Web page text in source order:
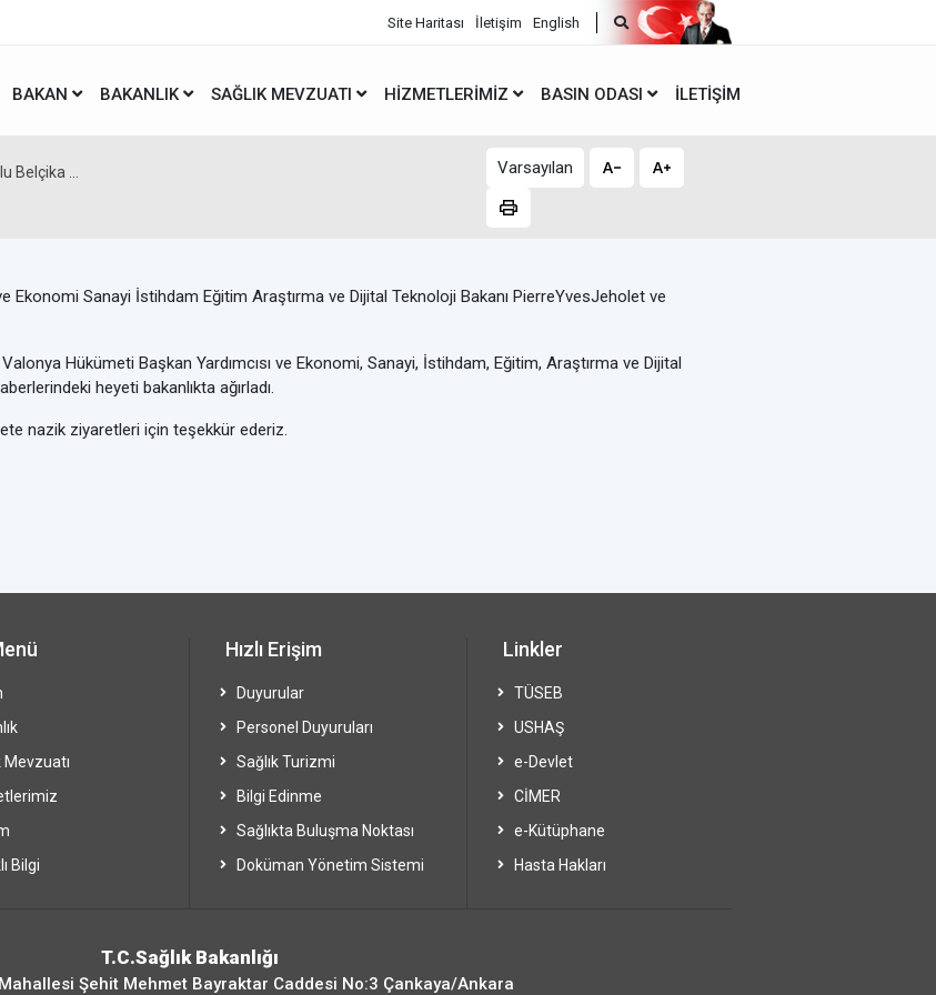
Site Haritası İletişim English
BAKAN BAKANLIK SAĞLIK MEVZUATI HIZMETLERIMIZ BASIN ODASI İLETIŞIM
Belçika ... Varsayılan
Hükümeti Başkan Yardımcısı ve Ekonomi, Sanayi, İstihdam, Eğitim, Araştırma ve Dijital
heyeti bakanlıkta ağırladı.
nazik ziyaretleri için teşekkür ederiz.
Mevzuatı
Bilgi
Hızlı Erişim
Duyurular
Personel Duyuruları
Sağlık Turizmi
Bilgi Edinme
Sağlıkta Buluşma Noktası
Doküman Yönetim Sistemi
Linkler
TÜSEB
USHAŞ
e-Devlet
CİMER
e-Kütüphane
Hasta Hakları
T.C.Sağlık Bakanlığı
Şehit Mehmet Bayraktar Caddesi No:3 Çankaya/Ankara